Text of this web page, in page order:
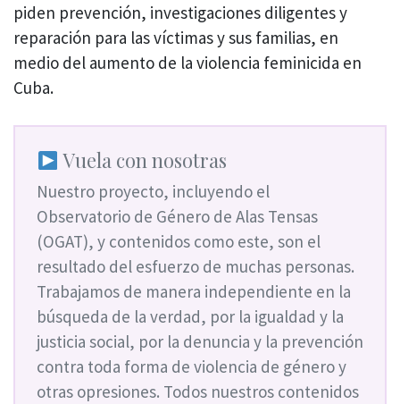
piden prevención, investigaciones diligentes y
reparación para las víctimas y sus familias, en
medio del aumento de la violencia feminicida en
Cuba.
Vuela con nosotras
Nuestro proyecto, incluyendo el
Observatorio de Género de Alas Tensas
(OGAT), y contenidos como este, son el
resultado del esfuerzo de muchas personas.
Trabajamos de manera independiente en la
búsqueda de la verdad, por la igualdad y la
justicia social, por la denuncia y la prevención
contra toda forma de violencia de género y
otras opresiones. Todos nuestros contenidos